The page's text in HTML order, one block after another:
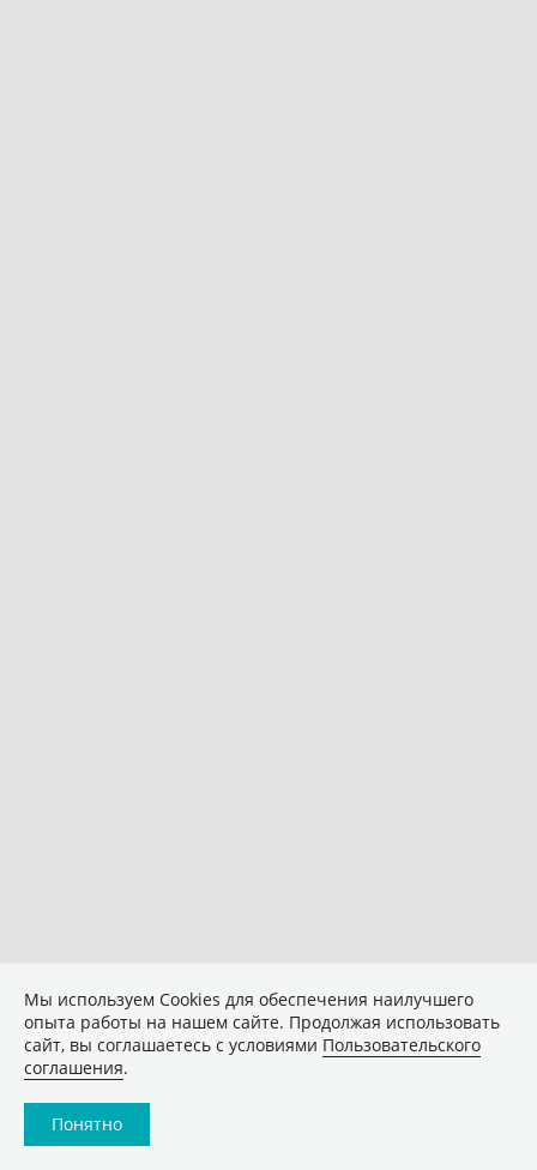
Мы используем Сookies для обеспечения наилучшего
опыта работы на нашем сайте. Продолжая использовать
сайт, вы соглашаетесь с условиями Пользовательского
соглашения.
Понятно